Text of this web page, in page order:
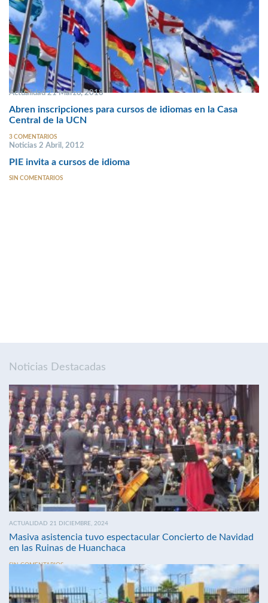
Actualidad 21 Marzo, 2018
Abren inscripciones para cursos de idiomas en la Casa
Central de la UCN
3 COMENTARIOS
Noticias 2 Abril, 2012
PIE invita a cursos de idioma
SIN COMENTARIOS
Noticias Destacadas
ACTUALIDAD 21 DICIEMBRE, 2024
Masiva asistencia tuvo espectacular Concierto de Navidad
en las Ruinas de Huanchaca
SIN COMENTARIOS